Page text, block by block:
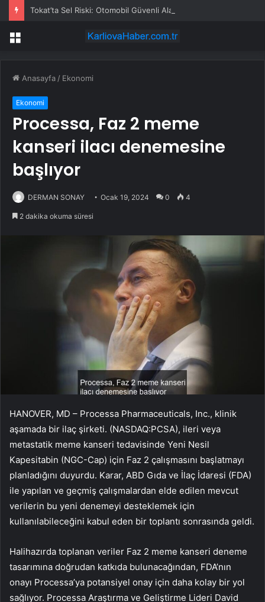
Tokat’ta Sel Riski: Otomobil Güvenli Alana Çekildi
Menü
Anasayfa / Ekonomi
Ekonomi
Processa, Faz 2 meme
kanseri ilacı denemesine
başlıyor
DERMAN SONAY Ocak 19, 2024 0 4
2 dakika okuma süresi
HANOVER, MD – Processa Pharmaceuticals, Inc., klinik
aşamada bir ilaç şirketi. (NASDAQ:PCSA), ileri veya
metastatik meme kanseri tedavisinde Yeni Nesil
Kapesitabin (NGC-Cap) için Faz 2 çalışmasını başlatmayı
planladığını duyurdu. Karar, ABD Gıda ve İlaç İdaresi (FDA)
ile yapılan ve geçmiş çalışmalardan elde edilen mevcut
verilerin bu yeni denemeyi desteklemek için
kullanılabileceğini kabul eden bir toplantı sonrasında geldi.
Halihazırda toplanan veriler Faz 2 meme kanseri deneme
tasarımına doğrudan katkıda bulunacağından, FDA’nın
onayı Processa’ya potansiyel onay için daha kolay bir yol
sağlıyor. Processa Araştırma ve Geliştirme Lideri David